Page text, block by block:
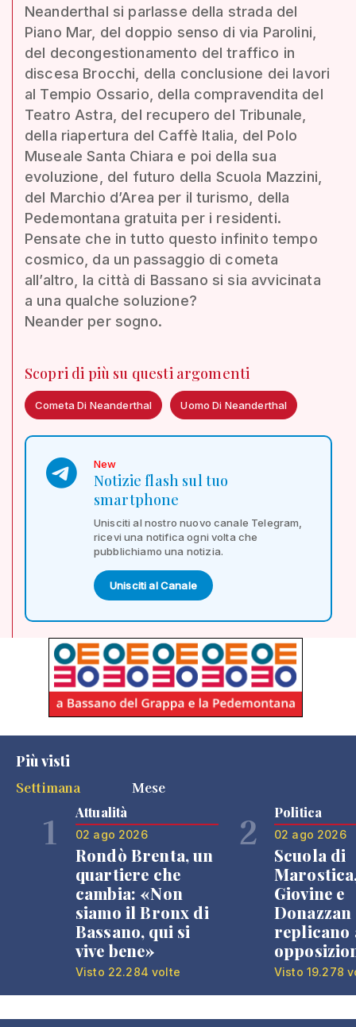
Neanderthal si parlasse della strada del
Piano Mar, del doppio senso di via Parolini,
del decongestionamento del traffico in
discesa Brocchi, della conclusione dei lavori
al Tempio Ossario, della compravendita del
Teatro Astra, del recupero del Tribunale,
della riapertura del Caffè Italia, del Polo
Museale Santa Chiara e poi della sua
evoluzione, del futuro della Scuola Mazzini,
del Marchio d’Area per il turismo, della
Pedemontana gratuita per i residenti.
Pensate che in tutto questo infinito tempo
cosmico, da un passaggio di cometa
all’altro, la città di Bassano si sia avvicinata
a una qualche soluzione?
Neander per sogno.
Scopri di più su questi argomenti
Cometa Di Neanderthal Uomo Di Neanderthal
New
Notizie flash sul tuo
smartphone
Unisciti al nostro nuovo canale Telegram,
ricevi una notifica ogni volta che
pubblichiamo una notizia.
Unisciti al Canale
Più visti
Settimana
Mese
1 Attualità
02 ago 2026
Rondò Brenta, un
quartiere che
cambia: «Non
siamo il Bronx di
Bassano, qui si
vive bene»
Visto 22.284 volte
2 Politica
02 ago 2026
Scuola di
Giovine e
Donazzan
replicano
Visto 19.278